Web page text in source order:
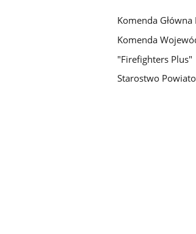
Komenda Główna
Komenda
"Firefighters Plus"
Starostwo